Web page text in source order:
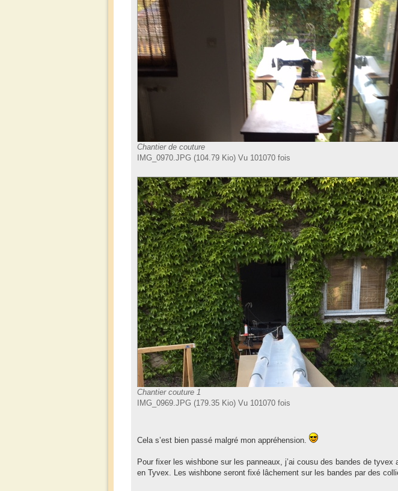
Chantier de couture
IMG_0970.JPG (104.79 Kio) Vu 101070 fois
Chantier couture 1
IMG_0969.JPG (179.35 Kio) Vu 101070 fois
Cela s’est bien passé malgré mon appréhension.
Pour fixer les wishbone sur les panneaux, j’ai cousu des bandes de tyvex
en Tyvex. Les wishbone seront fixé lâchement sur les bandes par des